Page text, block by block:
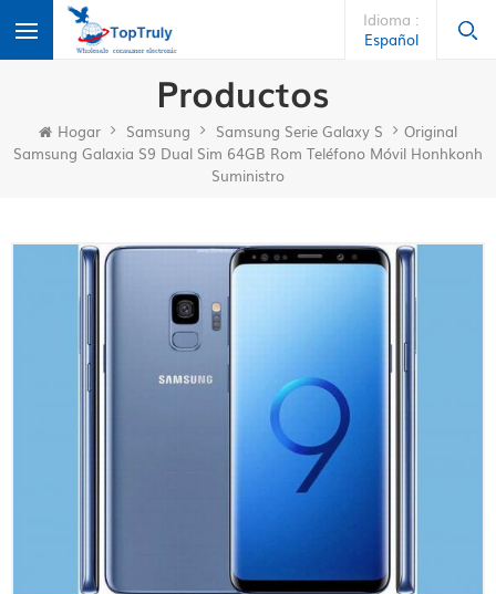
Idioma :
Español
Productos
Hogar Samsung Samsung Serie Galaxy S
Original
Samsung Galaxia S9 Dual Sim 64GB Rom Teléfono Móvil Honhkonh
Suministro